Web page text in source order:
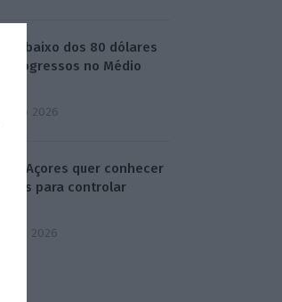
abaixo dos 80 dólares
progressos no Médio
2026
Açores quer conhecer
para controlar
2026